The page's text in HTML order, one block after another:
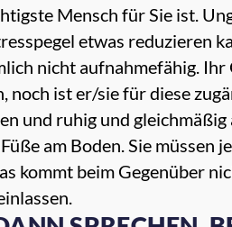
Mensch für Sie ist.
etwas reduzieren
nicht aufnahmefähig.
noch ist er/sie für diese
und ruhig und
am Boden. Sie
kommt beim Gegenüber